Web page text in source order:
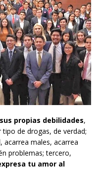
propias debilidades,
de drogas, de verdad;
, acarrea males, acarrea
problemas; tercero,
tu amor al